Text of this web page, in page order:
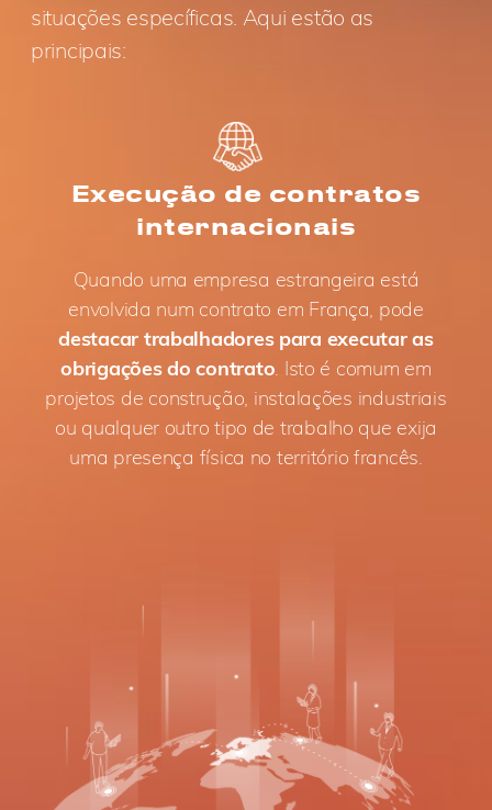
situações específicas. Aqui estão as
principais:
Execução de contratos
internacionais
Quando uma empresa estrangeira está
envolvida num contrato em França, pode
destacar trabalhadores para executar as
obrigações do contrato. Isto é comum em
projetos de construção, instalações industriais
ou qualquer outro tipo de trabalho que exija
uma presença física no território francês.